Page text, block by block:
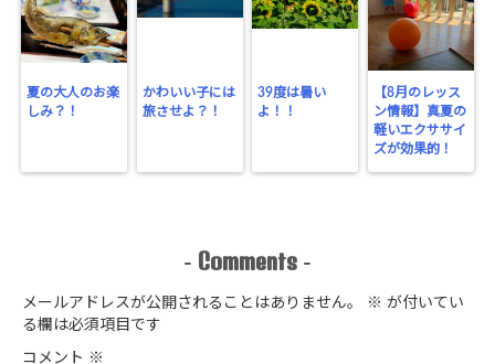
夏の大人のお楽
しみ？！
かわいい子には
旅させよ？！
39度は暑い
よ！！
【8月のレッス
ン情報】真夏の
軽いエクササイ
ズが効果的！
- Comments -
メールアドレスが公開されることはありません。 ※ が付いてい
る欄は必須項目です
コメント ※